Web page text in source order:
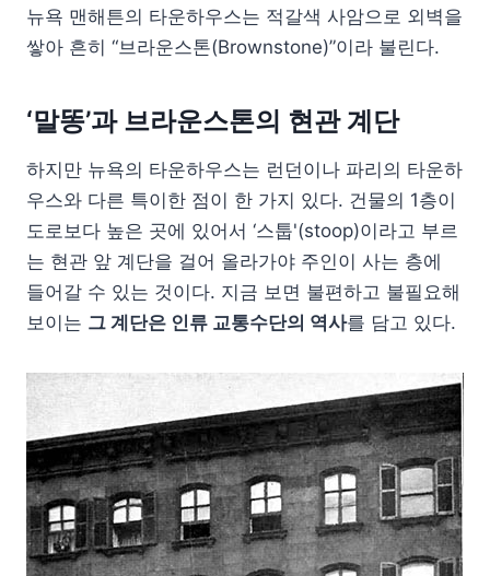
뉴욕 맨해튼의 타운하우스는 적갈색 사암으로 외벽을
쌓아 흔히 “브라운스톤(Brownstone)”이라 불린다.
‘말똥’과 브라운스톤의 현관 계단
하지만 뉴욕의 타운하우스는 런던이나 파리의 타운하
우스와 다른 특이한 점이 한 가지 있다. 건물의 1층이
도로보다 높은 곳에 있어서 ‘스툽'(stoop)이라고 부르
는 현관 앞 계단을 걸어 올라가야 주인이 사는 층에
들어갈 수 있는 것이다. 지금 보면 불편하고 불필요해
보이는 그 계단은 인류 교통수단의 역사를 담고 있다.